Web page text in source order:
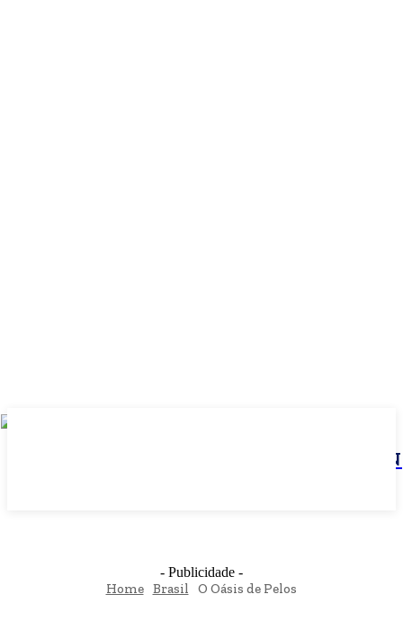
JBN
- Publicidade -
Home Brasil O Oásis de Pelos